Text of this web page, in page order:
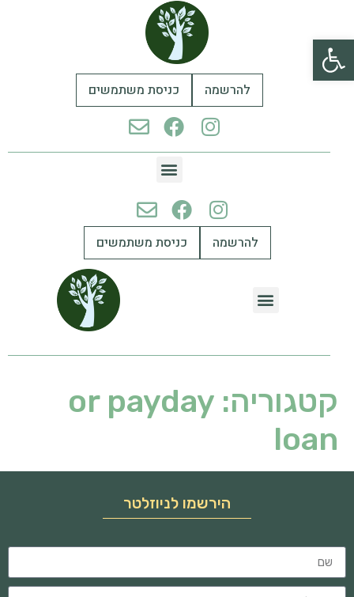
פתח סרגל נגישות
להרשמה כניסת משתמשים
להרשמה כניסת משתמשים
קטגוריה: or payday
loan
הירשמו לניוזלטר